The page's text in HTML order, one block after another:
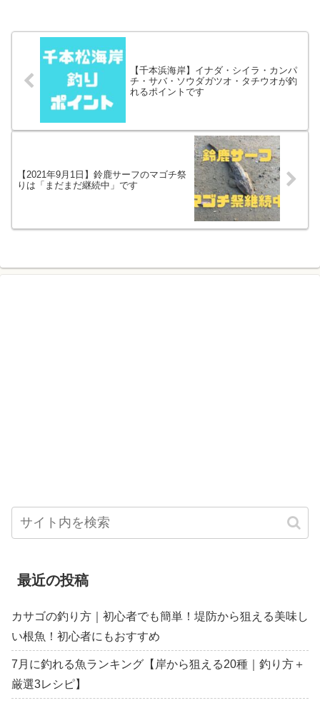
【千本浜海岸】イナダ・シイラ・カンパ
チ・サバ・ソウダガツオ・タチウオが釣
れるポイントです
【2021年9月1日】鈴鹿サーフのマゴチ祭
りは「まだまだ継続中」です
最近の投稿
カサゴの釣り方｜初心者でも簡単！堤防から狙える美味し
い根魚！初心者にもおすすめ
7月に釣れる魚ランキング【岸から狙える20種｜釣り方＋
厳選3レシピ】